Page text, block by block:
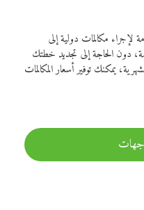
لإجراء مكالمات دولية إلى
دون الحاجة إلى تجديد خطتك
يمكنك توفير أسعار المكالمات